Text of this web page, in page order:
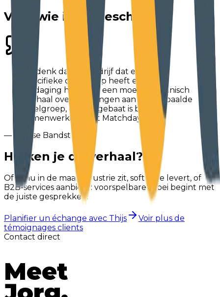
Voor wie is dit geschikt?
"Ik denk dat elk bedrijf dat een hele
specifieke doelgroep heeft en een
uitdaging heeft om een moeilijk technisch
verhaal over te brengen aan een bepaalde
doelgroep, dat die gebaat is bij een
samenwerking met Matchday."
— Wietse Bandstra
Herken je dit verhaal?
Of je nu in de maakindustrie zit, software levert, of
B2B-services aanbiedt: voorspelbare groei begint met
de juiste gesprekken.
Planifier un échange avec Thijs
Voir plus de
témoignages clients
Contact direct
Meet